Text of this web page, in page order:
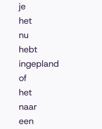
je
het
nu
hebt
ingepland
of
het
naar
een